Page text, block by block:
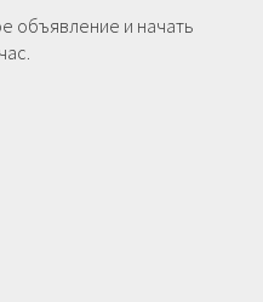
объявление и начать